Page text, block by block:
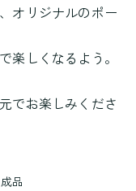
オリジナルのポー
楽しくなるよう。
でお楽しみくださ
品